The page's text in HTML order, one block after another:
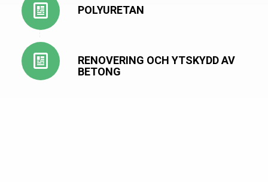
POLYURETAN
RENOVERING OCH YTSKYDD AV
BETONG